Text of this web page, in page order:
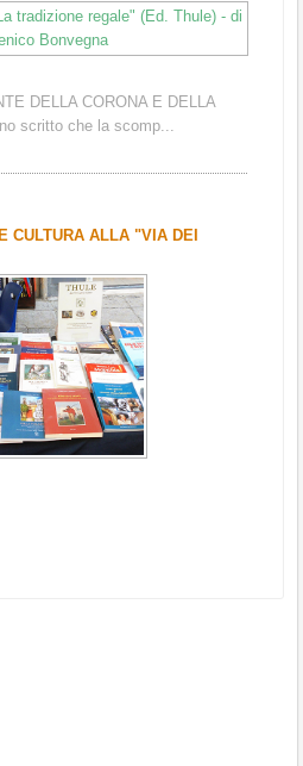
DELLA CORONA E DELLA
scritto che la scomp...
CULTURA ALLA "VIA DEI